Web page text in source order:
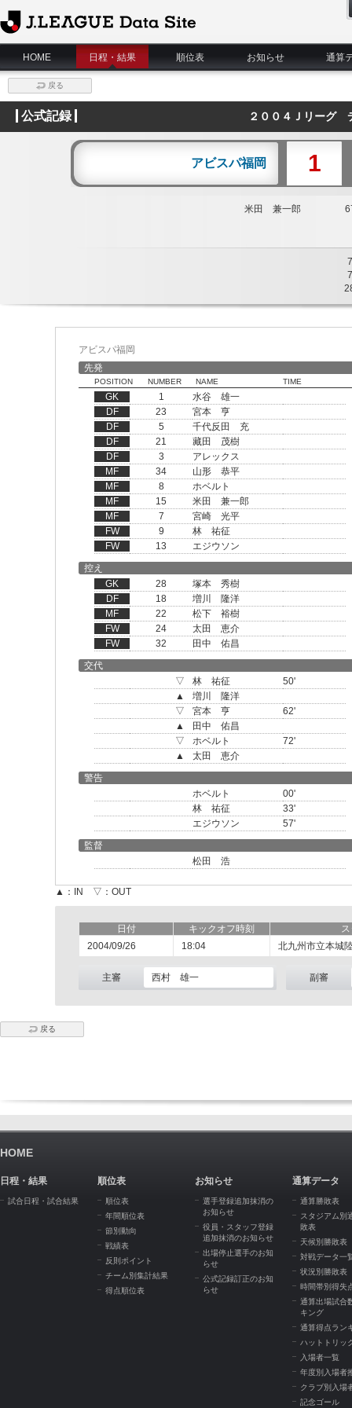
J.League Data Site
HOME
日程・結果 順位表 お知らせ 通算
戻る
公式記録 ２００４Ｊリーグ
アビスパ福岡 1
米田 兼一郎
7
7
アビスパ福岡
先発
POSITION NUMBER NAME TIME
GK 1
水谷 雄一
DF
23
宮本 亨
DF
5
千代反田 充
DF
21
藏田 茂樹
DF
3
アレックス
MF
34
山形 恭平
MF
8
ホベルト
MF
15
米田 兼一郎
MF
7
宮崎 光平
FW
9
林 祐征
FW
13
エジウソン
控え
GK
28
塚本 秀樹
DF
18
増川 隆洋
MF
22
松下 裕樹
FW
24
太田 恵介
FW
32
田中 佑昌
交代
▽
林 祐征
50'
▲
増川 隆洋
▽
宮本 亨
62'
▲
田中 佑昌
▽
ホベルト
72'
▲
太田 恵介
警告
ホベルト
00'
林 祐征
33'
エジウソン
57'
監督
松田 浩
▲：IN ▽：OUT
日付 キックオフ時刻
2004/09/26
18:04 北九州市立本城
主審 西村 雄一 副審
戻る
HOME
日程・結果
試合日程・試合結果
順位表
順位表
年間順位表
節別動向
戦績表
反則ポイント
チーム別集計結果
得点順位表
お知らせ
選手登録追加抹消の
お知らせ
役員・スタッフ登録
追加抹消のお知らせ
出場停止選手のお知
らせ
公式記録訂正のお知
らせ
通算データ
通算勝敗表
スタジアム別
敗表
天候別勝敗表
対戦データ一
状況別勝敗表
時間帯別得失
通算出場試合
キング
通算得点ラン
ハットトリッ
入場者一覧
年度別入場者
クラブ別入場
記念ゴール